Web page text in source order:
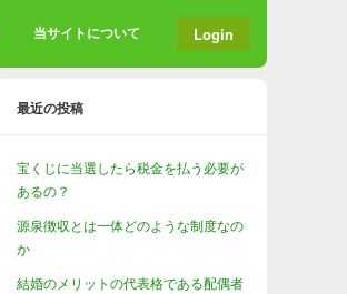
当サイトについて Login
最近の投稿
宝くじに当選したら税金を払う必要が
あるの？
源泉徴収とは一体どのような制度なの
か
結婚のメリットの代表格である配偶者